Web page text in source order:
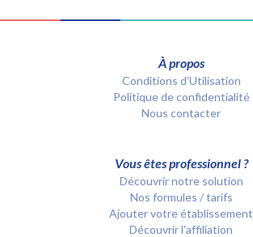
À propos
Conditions d’Utilisation
Politique de confidentialité
Nous contacter
Vous êtes professionnel ?
Découvrir notre solution
Nos formules / tarifs
Ajouter votre établissement
Découvrir l'affiliation